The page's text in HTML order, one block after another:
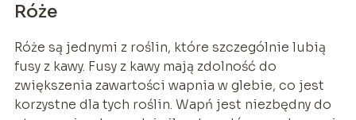
Róże
Róże są jednymi z roślin, które szczególnie lubią
fusy z kawy. Fusy z kawy mają zdolność do
zwiększenia zawartości wapnia w glebie, co jest
korzystne dla tych roślin. Wapń jest niezbędny do